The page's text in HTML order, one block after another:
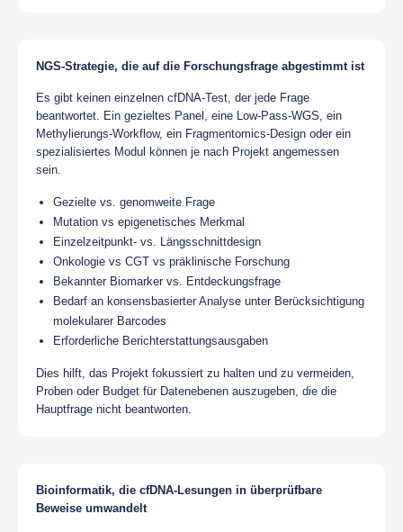
NGS-Strategie, die auf die Forschungsfrage abgestimmt ist
Es gibt keinen einzelnen cfDNA-Test, der jede Frage
beantwortet. Ein gezieltes Panel, eine Low-Pass-WGS, ein
Methylierungs-Workflow, ein Fragmentomics-Design oder ein
spezialisiertes Modul können je nach Projekt angemessen
sein.
Gezielte vs. genomweite Frage
Mutation vs epigenetisches Merkmal
Einzelzeitpunkt- vs. Längsschnittdesign
Onkologie vs CGT vs präklinische Forschung
Bekannter Biomarker vs. Entdeckungsfrage
Bedarf an konsensbasierter Analyse unter Berücksichtigung
molekularer Barcodes
Erforderliche Berichterstattungsausgaben
Dies hilft, das Projekt fokussiert zu halten und zu vermeiden,
Proben oder Budget für Datenebenen auszugeben, die die
Hauptfrage nicht beantworten.
Bioinformatik, die cfDNA-Lesungen in überprüfbare
Beweise umwandelt